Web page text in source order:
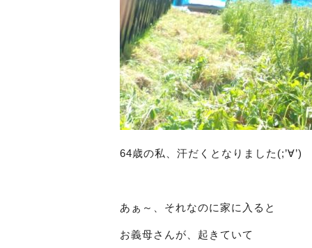
64歳の私、汗だくとなりました(;’∀’)
あぁ～、それなのに家に入ると
お義母さんが、起きていて